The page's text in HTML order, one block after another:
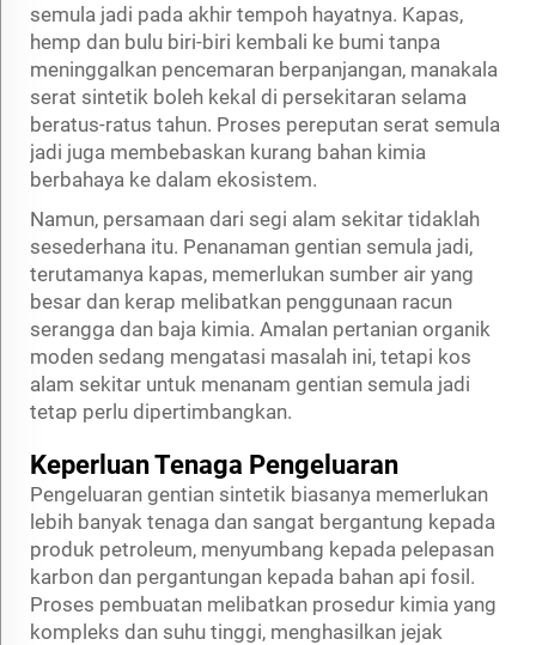
semula jadi pada akhir tempoh hayatnya. Kapas,
hemp dan bulu biri-biri kembali ke bumi tanpa
meninggalkan pencemaran berpanjangan, manakala
serat sintetik boleh kekal di persekitaran selama
beratus-ratus tahun. Proses pereputan serat semula
jadi juga membebaskan kurang bahan kimia
berbahaya ke dalam ekosistem.
Namun, persamaan dari segi alam sekitar tidaklah
sesederhana itu. Penanaman gentian semula jadi,
terutamanya kapas, memerlukan sumber air yang
besar dan kerap melibatkan penggunaan racun
serangga dan baja kimia. Amalan pertanian organik
moden sedang mengatasi masalah ini, tetapi kos
alam sekitar untuk menanam gentian semula jadi
tetap perlu dipertimbangkan.
Keperluan Tenaga Pengeluaran
Pengeluaran gentian sintetik biasanya memerlukan
lebih banyak tenaga dan sangat bergantung kepada
produk petroleum, menyumbang kepada pelepasan
karbon dan pergantungan kepada bahan api fosil.
Proses pembuatan melibatkan prosedur kimia yang
kompleks dan suhu tinggi, menghasilkan jejak